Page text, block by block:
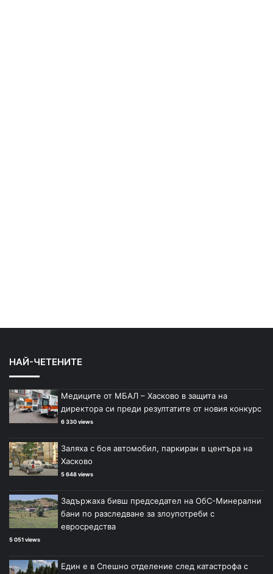
НАЙ-ЧЕТЕНИТЕ
Медиците от МБАЛ – Хасково в защита на
директора си преди резултатите от новия конкурс
6 330 views
Заляха с боя автомобил, паркиран в центъра на
Хасково
5 648 views
Задържаха бивш председател на ОбС-Минерални
бани по разследване за злоупотреби с
евросредства
5 051 views
Един е в Спешно отделение след катастрофа с